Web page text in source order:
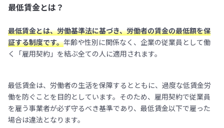
最低賃金とは？
最低賃金とは、労働基準法に基づき、労働者の賃金の最低額を保
証する制度です。年齢や性別に関係なく、企業の従業員として働
く「雇用契約」を結ぶ全ての人に適用されます。
最低賃金は、労働者の生活を保障するとともに、過度な低賃金労
働を防ぐことを目的としています。そのため、雇用契約で従業員
を雇う事業者が必ず守るべき基準であり、最低賃金以下で雇った
場合は違法となります。